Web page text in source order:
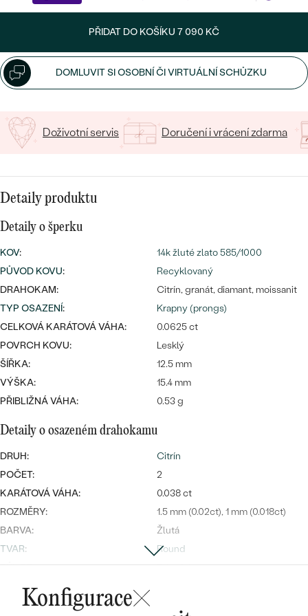
Nejprodávanější
snubní prsteny
PROHLÉDNOUT
DRAHOKAM
DLE MATERIÁLU
ZLATO
PLATINA
STŘÍBRO
Wave kolekce
PROHLÉDNOUT
S DRAHOKAMY
S LAB-GROWN DIAMANTY
S PERLAMI
DLE STYLU
SYMBOLICKÉ
MINIMALISTICKÉ
PODLE PŘÍLEŽITOSTI
PODLE BARVY
PODLE TVARU KAMENE
NA MÍRU
DIAMANTY
Nejprodávanější
náušnice
PROHLÉDNOUT
CENOVĚ DOSTUPNÉ
LUXUSNÍ
Personalizované
přívěsky
CENOVĚ DOSTUPNÉ
Nejprodávanější
PROHLÉDNOUT
PŘIDAT DO KOŠÍKU 7 090 KČ
DOMLUVIT SI OSOBNÍ ČI VIRTUÁLNÍ SCHŮZKU
Doživotní servis Doručení i vrácení zdarma
Detaily produktu
Detaily o šperku
KOV:
14k žluté zlato 585/1000
PŮVOD KOVU:
Recyklovaný
DRAHOKAM:
Citrín, granát, diamant, moissanit
TYP OSAZENÍ:
Krapny (prongs)
CELKOVÁ KARÁTOVÁ VÁHA:
0.0625 ct
POVRCH KOVU:
Lesklý
ŠÍŘKA:
12.5 mm
VÝŠKA:
15.4 mm
PŘIBLIŽNÁ VÁHA:
0.53 g
Detaily o osazeném drahokamu
DRUH:
Citrín
POČET:
2
KARÁTOVÁ VÁHA:
0.038 ct
ROZMĚRY:
1.5 mm (0.02ct), 1 mm (0.018ct)
BARVA:
Žlutá
TVAR:
Round
PŮVOD:
Přírodní
Postranní drahokamy
Konfigurace